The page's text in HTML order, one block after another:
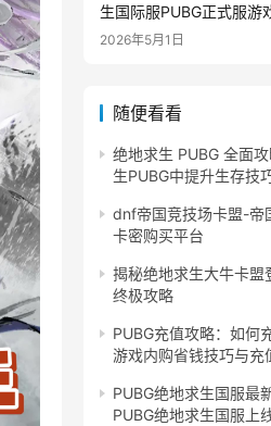
生国际服PUBG正式服游
2026年5月1日
随便看看
绝地求生 PUBG 全面
生PUBG中提升生存技
dnf帝国竞技场卡盟-帝
卡密购买平台
揭秘绝地求生大牛卡盟
终极攻略
PUBG充值攻略：如何
游戏内购省钱技巧与充
PUBG绝地求生国服最
PUBG绝地求生国服上